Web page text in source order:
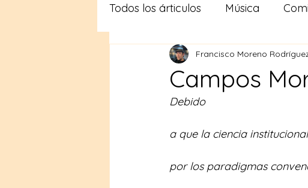
Todos los árticulos Música
Carta a Vera Desde las tripas
Gigantes Teorias conspiracion
Campos
Francisco Moreno
Debido
a que la ciencia
por los paradigmas